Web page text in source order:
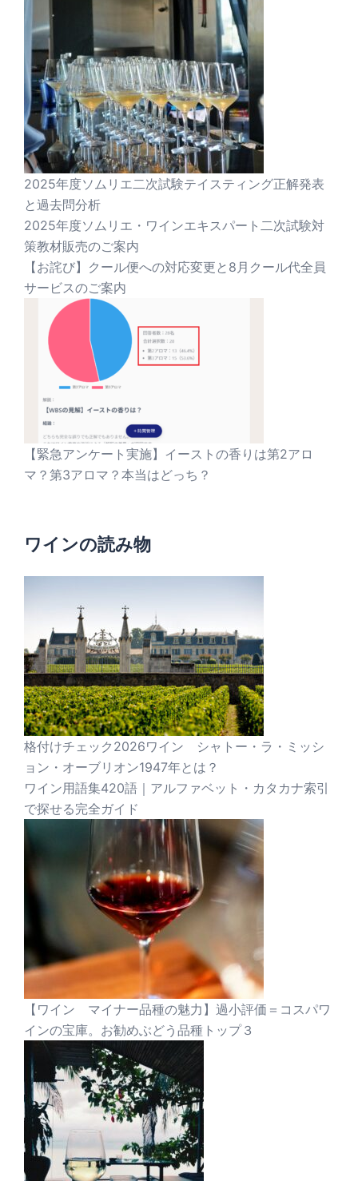
2025年度ソムリエ二次試験テイスティング正解発表
と過去問分析
2025年度ソムリエ・ワインエキスパート二次試験対
策教材販売のご案内
【お詫び】クール便への対応変更と8月クール代全員
サービスのご案内
【緊急アンケート実施】イーストの香りは第2アロ
マ？第3アロマ？本当はどっち？
ワインの読み物
格付けチェック2026ワイン シャトー・ラ・ミッシ
ョン・オーブリオン1947年とは？
ワイン用語集420語｜アルファベット・カタカナ索引
で探せる完全ガイド
【ワイン マイナー品種の魅力】過小評価＝コスパワ
インの宝庫。お勧めぶどう品種トップ３